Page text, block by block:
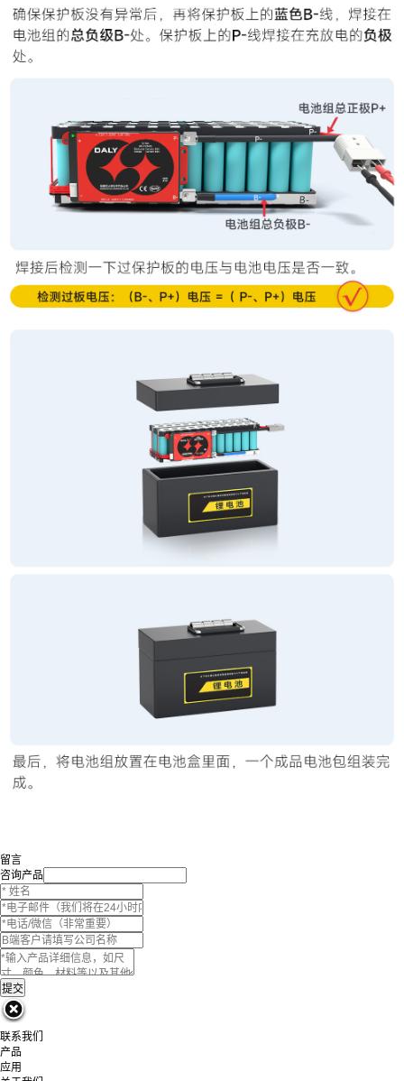
留言
咨询产品
联系我们
产品
应用